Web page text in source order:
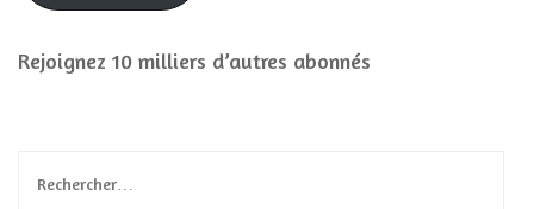
Rejoignez 10 milliers d’autres abonnés
Rechercher :